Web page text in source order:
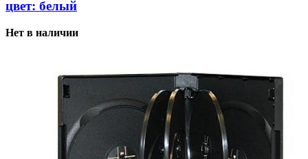
цвет: белый
Нет в наличии